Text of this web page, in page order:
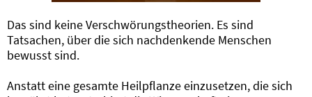
Das sind keine Verschwörungstheorien. Es sind
Tatsachen, über die sich nachdenkende Menschen
bewusst sind.
Anstatt eine gesamte Heilpflanze einzusetzen, die sich